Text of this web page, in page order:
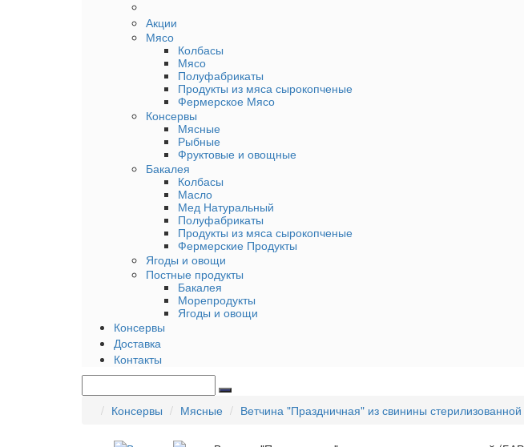
Акции
Мясо
Колбасы
Мясо
Полуфабрикаты
Продукты из мяса сырокопченые
Фермерское Мясо
Консервы
Мясные
Рыбные
Фруктовые и овощные
Бакалея
Колбасы
Масло
Мед Натуральный
Полуфабрикаты
Продукты из мяса сырокопченые
Фермерские Продукты
Ягоды и овощи
Постные продукты
Бакалея
Морепродукты
Ягоды и овощи
Консервы
Доставка
Контакты
Консервы Мясные Ветчина "Праздничная" из свинины